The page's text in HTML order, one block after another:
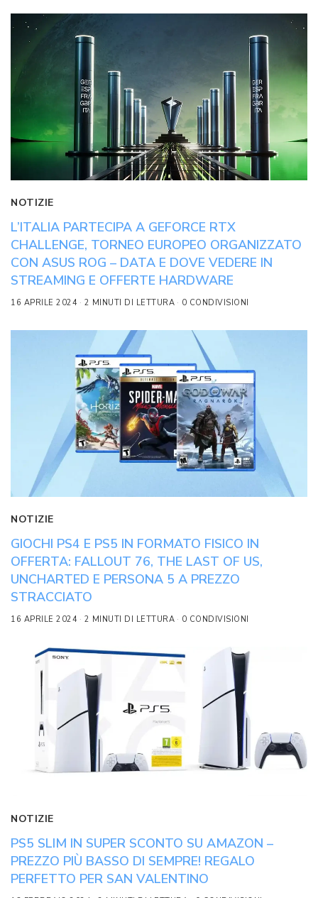
NOTIZIE
L’ITALIA PARTECIPA A GEFORCE RTX
CHALLENGE, TORNEO EUROPEO ORGANIZZATO
CON ASUS ROG – DATA E DOVE VEDERE IN
STREAMING E OFFERTE HARDWARE
16 APRILE 2024 2 MINUTI DI LETTURA 0 CONDIVISIONI
NOTIZIE
GIOCHI PS4 E PS5 IN FORMATO FISICO IN
OFFERTA: FALLOUT 76, THE LAST OF US,
UNCHARTED E PERSONA 5 A PREZZO
STRACCIATO
16 APRILE 2024 2 MINUTI DI LETTURA 0 CONDIVISIONI
NOTIZIE
PS5 SLIM IN SUPER SCONTO SU AMAZON –
PREZZO PIÙ BASSO DI SEMPRE! REGALO
PERFETTO PER SAN VALENTINO